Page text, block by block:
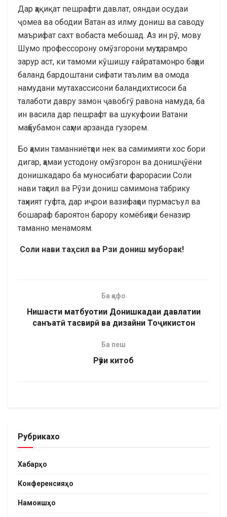
Дар ҳақиқат пешрафти давлат, ояндаи осудаи
ҷомеа ва ободии Ватан аз илму дониш ва саводу
маърифат сахт вобаста мебошад. Аз ин рӯ, мову
Шумо профессорону омӯзгорони муҳтарамро
зарур аст, ки тамоми кӯшишу ғайратамонро баҳри
баланд бардоштани сифати таълим ва омода
намудани мутахассисони баландихтисоси ба
талаботи давру замон ҷавобгӯ равона намуда, ба
ин васила дар пешрафт ва шукуфоии Ватани
маҳбубамон саҳми арзанда гузорем.
Бо ҳамин таманниётҳои нек ва самимияти хос бори
дигар, ҳамаи устодону омӯзгорон ва донишҷӯёни
донишкадаро ба муносибати фарорасии Соли
нави таҳсил ва Рӯзи дониш самимона табрику
таҳният гуфта, дар иҷрои вазифаҳои пурмасъул ва
бошараф бароятон барору комёбиҳои беназир
таманно менамоям.
Соли нави таҳсил ва Рзи дониш муборак!
Ба қафо
Нишасти матбуотии Донишкадаи давлатии
санъатӣ тасвирӣ ва дизайни Тоҷикистон
Ба пеш
Рӯзи китоб
Рубрикахо
Хабарҳо
Конференсияҳо
Намоишҳо